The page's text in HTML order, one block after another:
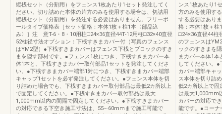
縦桟セット（分割用）をフェンス1枚あたり1セット発注してく
ださい。切り詰めた本体の片方のみを使用する場合は、切詰用
縦桟セット（分割用）を発注する必要はありません。フリーポ
ールタイプ価格表［セット価格：本体1枚＋柱1本〈部品込
み〉］注 意T-6・8・10用柱□24×36直径44T-12用柱□32×40直径
52柱径寸法オプション：下桟すきまカバー付（写真のフェンス
はYM2型）●下桟すきまカバーはフェンス下桟とブロックのすき
まを隠す部材です。●フェンス1枚につき、下桟すきまカバー本
体1本と、下桟すきまカバー取付部品1セットを発注してくださ
い。●下桟すきまカバー端部1対につき、下桟すきまカバー端部
キャップ1セットを必ず発注してください。●フェンス本体を切
り詰めた場合でも、下桟すきまカバー取付部品は最低2カ所以上
で固定してください。●下桟すきまカバー取付部品は最大
1,000mm以内の間隔で固定してください。●下桟すきまカバー
の対応できる下空き施工寸法は、55∼60mmまで施工可能で
ンス1枚あたり1
方のみを使用す
する必要はあり
格：本体1枚＋
□24×36直径44柱
のフェンスは
ックのすきまを
まカバー本体1
してください。
カバー端部キャ
ス本体を切り詰
低2カ所以上で固
は最大1,000mm
カバーの対応で
能です。●コーナ